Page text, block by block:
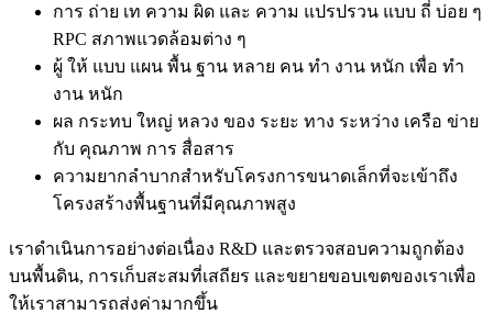
การ ถ่าย เท ความ ผิด และ ความ แปรปรวน แบบ ถี่ บ่อย ๆ
RPC สภาพแวดล้อมต่าง ๆ
ผู้ ให้ แบบ แผน พื้น ฐาน หลาย คน ทํา งาน หนัก เพื่อ ทํา
งาน หนัก
ผล กระทบ ใหญ่ หลวง ของ ระยะ ทาง ระหว่าง เครือ ข่าย
กับ คุณภาพ การ สื่อสาร
ความยากลําบากสําหรับโครงการขนาดเล็กที่จะเข้าถึง
โครงสร้างพื้นฐานที่มีคุณภาพสูง
เราดําเนินการอย่างต่อเนื่อง R&D และตรวจสอบความถูกต้อง
บนพื้นดิน, การเก็บสะสมที่เสถียร และขยายขอบเขตของเราเพื่อ
ให้เราสามารถส่งค่ามากขึ้น